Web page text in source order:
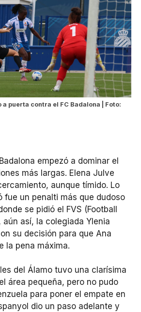
puerta contra el FC Badalona | Foto:
empezó a dominar el
más largas. Elena Julve
aunque tímido. Lo
fue un penalti más que dudoso
se pidió el FVS (Football
aún así, la colegiada Ylenia
su decisión para que Ana
la pena máxima.
del Álamo tuvo una clarísima
área pequeña, pero no pudo
para poner el empate en
dio un paso adelante y